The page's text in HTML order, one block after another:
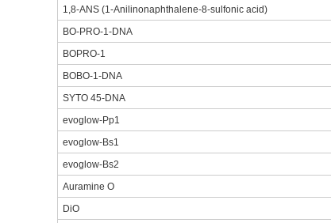
1,8-ANS (1-Anilinonaphthalene-8-sulfonic acid)
BO-PRO-1-DNA
BOPRO-1
BOBO-1-DNA
SYTO 45-DNA
evoglow-Pp1
evoglow-Bs1
evoglow-Bs2
Auramine O
DiO